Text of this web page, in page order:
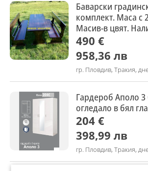
Баварски
комплект. Маса с
Масив-в цвят.
490 €
958,36 лв
гр. Пловдив, Тракия,
Гардероб Аполо 3 С
огледало в бял
204 €
398,99 лв
гр. Пловдив, Тракия,